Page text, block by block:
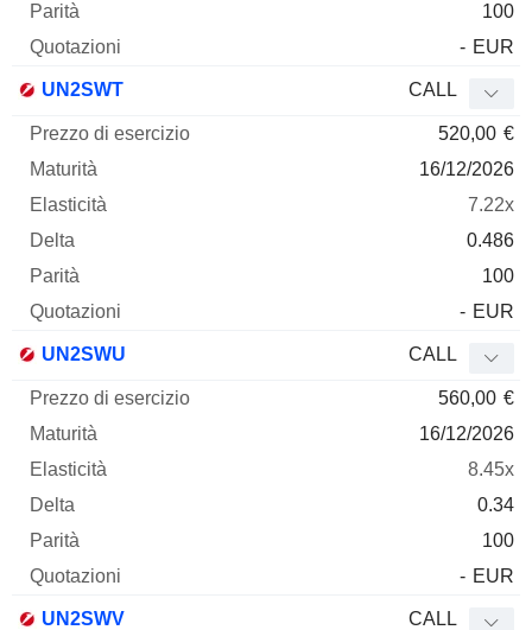
100
- EUR
UN2SWT CALL
520,00 €
16/12/2026
7.22x
0.486
100
- EUR
UN2SWU CALL
560,00 €
16/12/2026
8.45x
0.34
100
- EUR
UN2SWV CALL